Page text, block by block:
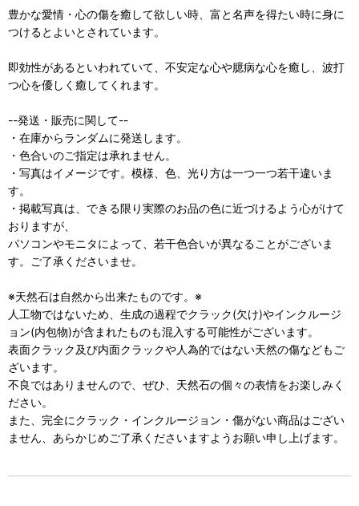
豊かな愛情・心の傷を癒して欲しい時、富と名声を得たい時に身に
つけるとよいとされています。
即効性があるといわれていて、不安定な心や臆病な心を癒し、波打
つ心を優しく癒してくれます。
--発送・販売に関して--
・在庫からランダムに発送します。
・色合いのご指定は承れません。
・写真はイメージです。模様、色、光り方は一つ一つ若干違いま
す。
・掲載写真は、できる限り実際のお品の色に近づけるよう心がけて
おりますが、
パソコンやモニタによって、若干色合いが異なることがございま
す。ご了承くださいませ。
※天然石は自然から出来たものです。※
人工物ではないため、生成の過程でクラック(欠け)やインクルージ
ョン(内包物)が含まれたものも混入する可能性がございます。
表面クラック及び内面クラックや人為的ではない天然の傷などもご
ざいます。
不良ではありませんので、ぜひ、天然石の個々の表情をお楽しみく
ださい。
また、完全にクラック・インクルージョン・傷がない商品はござい
ません、あらかじめご了承くださいますようお願い申し上げます。